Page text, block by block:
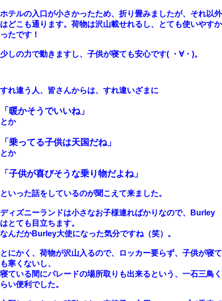
ホテルの入口が小さかったため、折り畳みましたが、 それ以外
はどこも通ります。荷物は沢山載せれるし、とても使いやすか
ったです！
少しの力で動きますし、子供が寝ても安心です( ・∀・)。
すれ違う人、皆さんからは、すれ違いざまに
「暖かそうでいいね」
とか
「乗ってる子供は天国だね」
とか
「子供が喜びそうな乗り物だよね」
といった話をしているのが聞こえて来ました。
ディズニーランドは小さなお子様連ればかりなので、Burley
はとても目立ちます。
なんだかBurley大使になった気分ですね（笑）。
とにかく、荷物が沢山入るので、ロッカー要らず、 子供が寝て
も寒くないし、
寝ている間にパレードの場所取りも出来るという、 一石三鳥く
らい便利でした。